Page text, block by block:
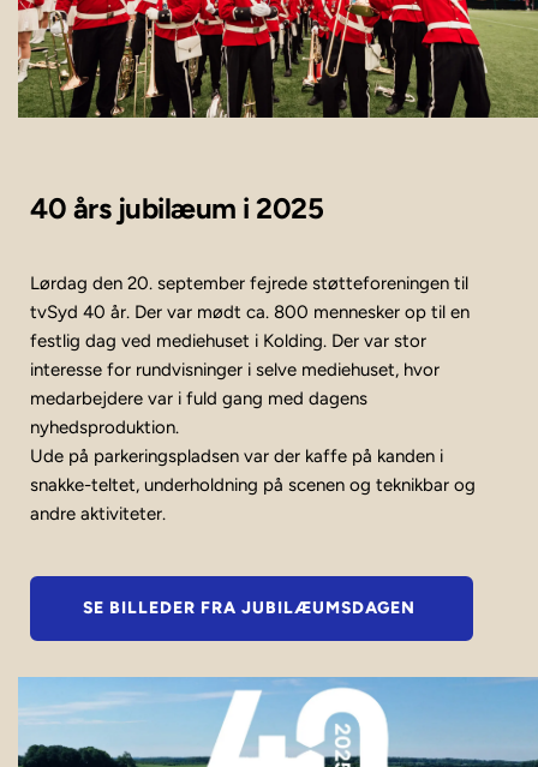
40 års jubilæum i 2025
Lørdag den 20. september fejrede støtteforeningen til
tvSyd 40 år. Der var mødt ca. 800 mennesker op til en
festlig dag ved mediehuset i Kolding. Der var stor
interesse for rundvisninger i selve mediehuset, hvor
medarbejdere var i fuld gang med dagens
nyhedsproduktion.
Ude på parkeringspladsen var der kaffe på kanden i
snakke-teltet, underholdning på scenen og teknikbar og
andre aktiviteter.
SE BILLEDER FRA JUBILÆUMSDAGEN